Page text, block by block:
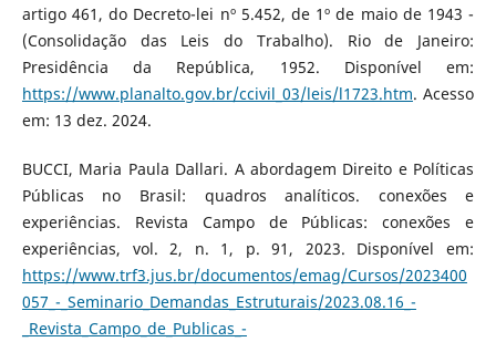
artigo 461, do Decreto-lei nº 5.452, de 1º de maio de 1943 -
(Consolidação das Leis do Trabalho). Rio de Janeiro:
Presidência da República, 1952. Disponível em:
https://www.planalto.gov.br/ccivil_03/leis/l1723.htm. Acesso
em: 13 dez. 2024.
BUCCI, Maria Paula Dallari. A abordagem Direito e Políticas
Públicas no Brasil: quadros analíticos. conexões e
experiências. Revista Campo de Públicas: conexões e
experiências, vol. 2, n. 1, p. 91, 2023. Disponível em:
https://www.trf3.jus.br/documentos/emag/Cursos/2023400
057_-_Seminario_Demandas_Estruturais/2023.08.16_-
_Revista_Campo_de_Publicas_-